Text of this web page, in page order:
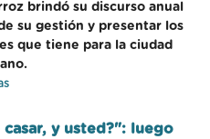
brindó su discurso anual
su gestión y presentar los
que tiene para la ciudad
y usted?": luego